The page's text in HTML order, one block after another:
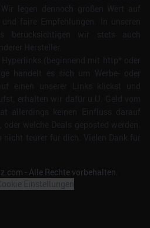
- Alle Rechte vorbehalten.